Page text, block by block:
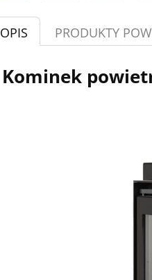
OPIS PRODUKTY
Kominek